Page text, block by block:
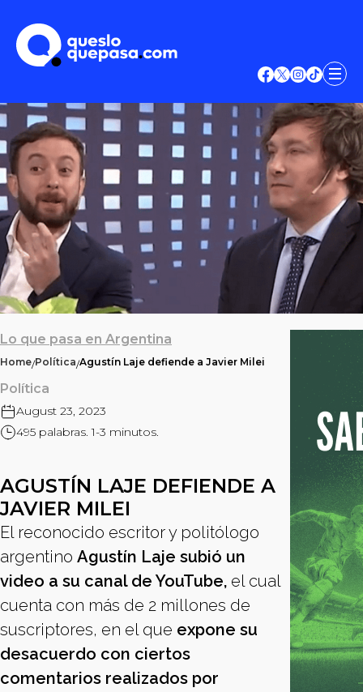
Lo que pasa en Argentina
Home/Política/Agustín Laje defiende a Javier Milei
Política
August 23, 2023
495 palabras. 1-3 minutos.
AGUSTÍN LAJE DEFIENDE A
JAVIER MILEI
El reconocido escritor y politólogo
argentino Agustín Laje subió un
video a su canal de YouTube, el cual
cuenta con más de 2 millones de
suscriptores, en el que expone su
desacuerdo con ciertos
comentarios realizados por